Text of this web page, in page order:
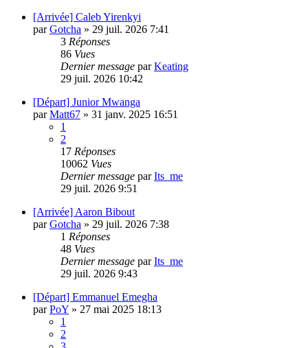
[Arrivée] Caleb Yirenkyi
parGotcha » 29 juil. 2026 7:41
3 Réponses
86 Vues
Dernier message parKeating
29 juil. 2026 10:42
[Départ] Junior Mwanga
parMatt67 » 31 janv. 2025 16:51
1
2
17 Réponses
10062 Vues
Dernier message parIts_me
29 juil. 2026 9:51
[Arrivée] Aaron Bibout
parGotcha » 29 juil. 2026 7:38
1 Réponses
48 Vues
Dernier message parIts_me
29 juil. 2026 9:43
[Départ] Emmanuel Emegha
parPoY » 27 mai 2025 18:13
1
2